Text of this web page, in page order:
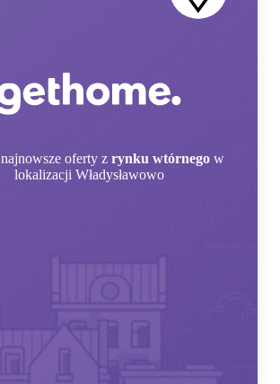
najnowsze oferty z rynku wtórnego w
lokalizacji Władysławowo